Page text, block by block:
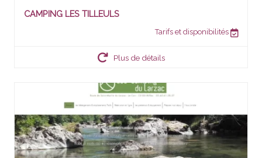
CAMPING LES TILLEULS
Tarifs et disponibilités
Plus de détails